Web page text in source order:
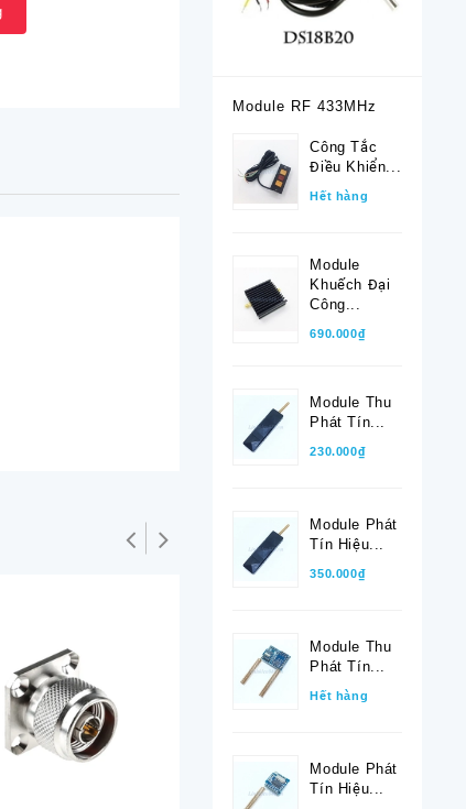
Module RF 433MHz
Công Tắc
Điều Khiển...
Hết hàng
Module
Khuếch Đại
Công...
690.000₫
Module Thu
Phát Tín...
230.000₫
Module Phát
Tín Hiệu...
350.000₫
Module Thu
Phát Tín...
Hết hàng
Module Phát
Tín Hiệu...